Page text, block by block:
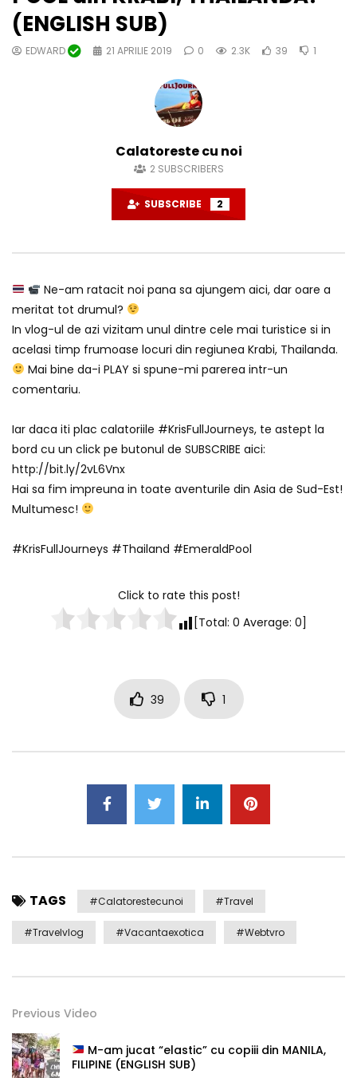
(ENGLISH SUB)
EDWARD 21 APRILIE 2019 0 2.3K 39 1
Calatoreste cu noi
2 SUBSCRIBERS
SUBSCRIBE 2
Ne-am ratacit noi pana sa ajungem aici, dar oare a
meritat tot drumul?
In vlog-ul de azi vizitam unul dintre cele mai turistice si in
acelasi timp frumoase locuri din regiunea Krabi, Thailanda.
Mai bine da-i PLAY si spune-mi parerea intr-un
comentariu.
Iar daca iti plac calatoriile #KrisFullJourneys, te astept la
bord cu un click pe butonul de SUBSCRIBE aici:
http://bit.ly/2vL6Vnx
Hai sa fim impreuna in toate aventurile din Asia de Sud-Est!
Multumesc!
#KrisFullJourneys #Thailand #EmeraldPool
Click to rate this post!
[Total: 0 Average: 0]
39 1
TAGS #calatorestecunoi #travel
#travelvlog #vacantaexotica #webtvro
Previous Video
M-am jucat “elastic” cu copiii din MANILA,
FILIPINE (ENGLISH SUB)